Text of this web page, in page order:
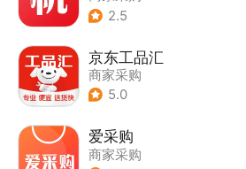
2.5
京东工品汇
商家采购
5.0
爱采购
商家采购